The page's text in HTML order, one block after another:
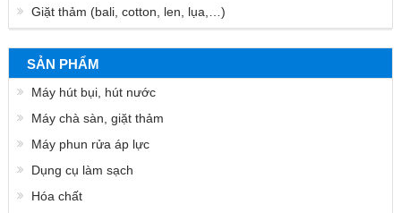
Giặt thảm (bali, cotton, len, lụa,…)
SẢN PHẨM
Máy hút bụi, hút nước
Máy chà sàn, giặt thảm
Máy phun rửa áp lực
Dụng cụ làm sạch
Hóa chất